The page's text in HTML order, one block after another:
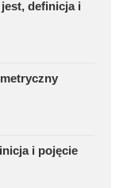
definicja i
i pojęcie